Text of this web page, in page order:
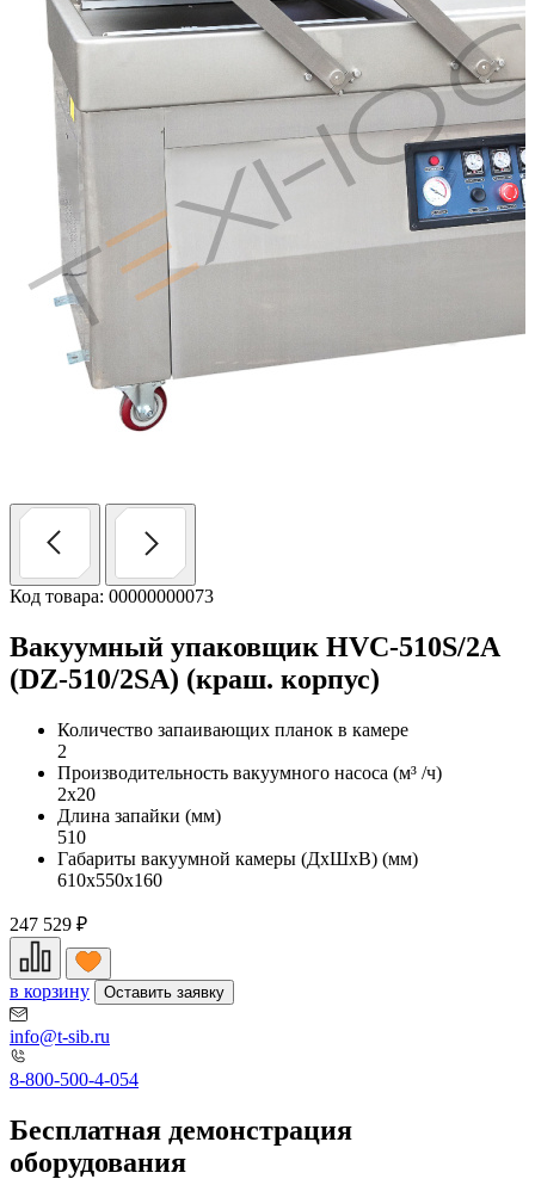
Код товара: 00000000073
Вакуумный упаковщик HVC-510S/2A
(DZ-510/2SA) (краш. корпус)
Количество запаивающих планок в камере
2
Производительность вакуумного насоса (м³ /ч)
2х20
Длина запайки (мм)
510
Габариты вакуумной камеры (ДхШхВ) (мм)
610х550х160
247 529 ₽
в корзину Оставить заявку
info@t-sib.ru
8-800-500-4-054
Бесплатная демонстрация
оборудования